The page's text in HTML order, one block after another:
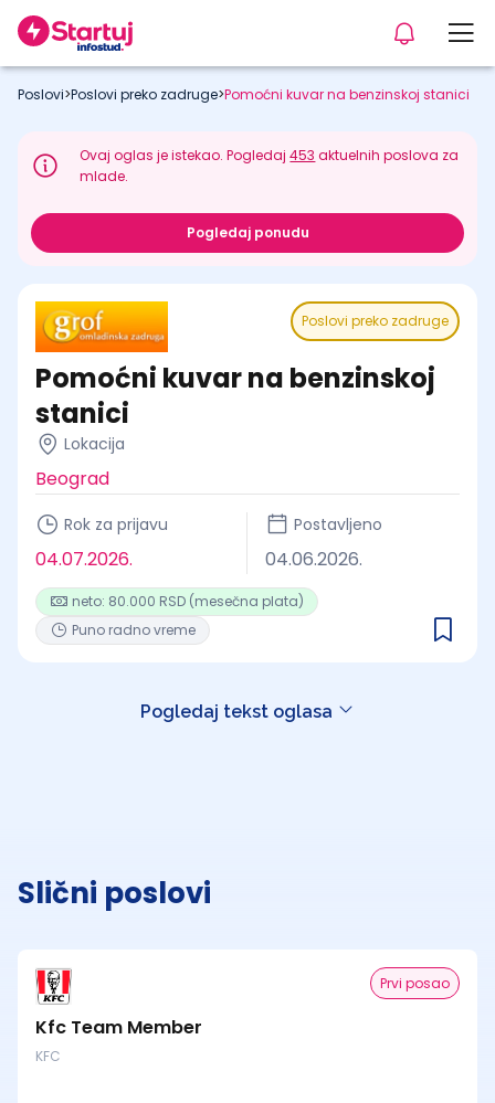
Poslovi>Poslovi preko zadruge>Pomoćni kuvar na benzinskoj stanici
Ovaj oglas je istekao. Pogledaj453 aktuelnih poslova za
mlade.
Pogledaj ponudu
Poslovi preko zadruge
Pomoćni kuvar na benzinskoj
stanici
Lokacija
Beograd
Rok za prijavu
04.07.2026.
Postavljeno
04.06.2026.
neto: 80.000 RSD (mesečna plata)
Puno radno vreme
Pogledaj tekst oglasa
Slični poslovi
Prvi posao
Kfc Team Member
KFC